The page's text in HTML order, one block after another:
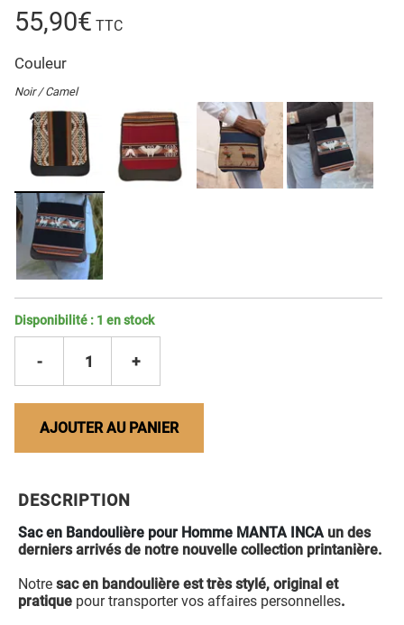
55,90€ TTC
Couleur
Noir / Camel
Disponibilité : 1 en stock
- 1 +
AJOUTER AU PANIER
DESCRIPTION
Sac en Bandoulière pour Homme MANTA INCA un des
derniers arrivés de notre nouvelle collection printanière.
Notre sac en bandoulière est très stylé, original et
pratique pour transporter vos affaires personnelles.